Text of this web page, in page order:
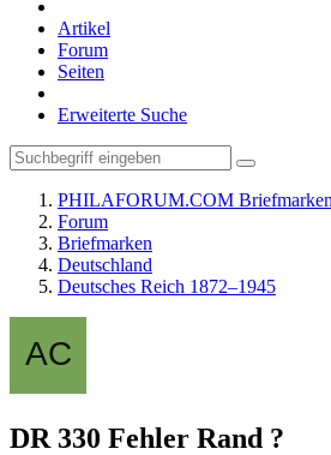
Artikel
Forum
Seiten
Erweiterte Suche
PHILAFORUM.COM
Forum
Briefmarken
Deutschland
Deutsches Reich 1872–1945
DR 330 Fehler Rand ?